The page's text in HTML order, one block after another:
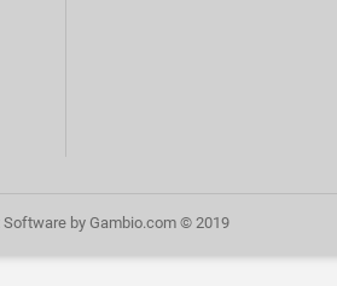
Softwareby Gambio.com © 2019